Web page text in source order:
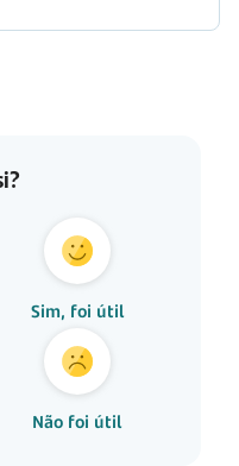
Sim, foi útil
Não foi útil